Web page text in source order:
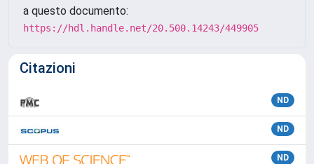
a questo documento:
https://hdl.handle.net/20.500.14243/449905
Citazioni
ND
ND
ND